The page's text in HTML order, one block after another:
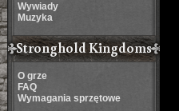
Wywiady
Muzyka
Stronghold Kingdoms
O grze
FAQ
Wymagania sprzętowe